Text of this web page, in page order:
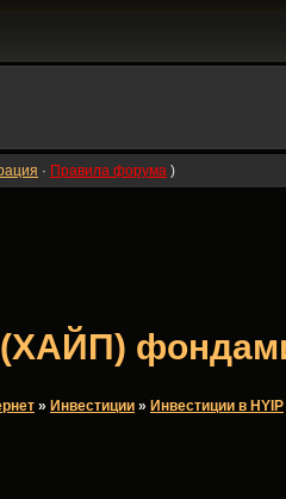
· Правила форума )
» Инвестиции » Инвестиции в HYIP